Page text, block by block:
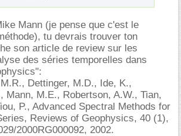
Mann (je pense que c'est le
tu devrais trouver ton
son article de review sur les
des séries temporelles dans
Dettinger, M.D., Ide, K.,
Mann, M.E., Robertson, A.W., Tian,
P., Advanced Spectral Methods for
Reviews of Geophysics, 40 (1),
2000RG000092, 2002.